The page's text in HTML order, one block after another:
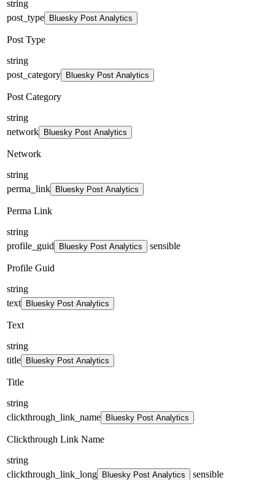
string
post_type
Bluesky Post Analytics
Post Type
string
post_category
Bluesky Post Analytics
Post Category
string
network
Bluesky Post Analytics
Network
string
perma_link
Bluesky Post Analytics
Perma Link
string
profile_guid
Bluesky Post Analytics sensible
Profile Guid
string
text
Bluesky Post Analytics
Text
string
title
Bluesky Post Analytics
Title
string
clickthrough_link_name
Bluesky Post Analytics
Clickthrough Link Name
string
clickthrough_link_long
Bluesky Post Analytics sensible